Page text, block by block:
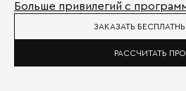
Больше привилегий с
ЗАКАЗАТЬ
РАССЧИТАТЬ